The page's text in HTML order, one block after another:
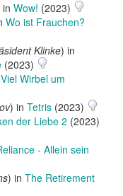
in Wow! (2023)
Wo ist Frauchen?
Klinke) in
(2023)
Viel Wirbel um
) in Tetris (2023)
der Liebe 2 (2023)
- Allein sein
) in The Retirement